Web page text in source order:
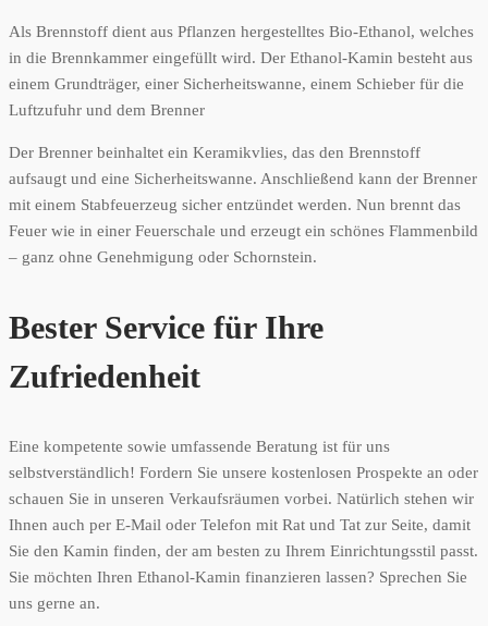
Als Brennstoff dient aus Pflanzen hergestelltes Bio-Ethanol, welches
in die Brennkammer eingefüllt wird. Der Ethanol-Kamin besteht aus
einem Grundträger, einer Sicherheitswanne, einem Schieber für die
Luftzufuhr und dem Brenner
Der Brenner beinhaltet ein Keramikvlies, das den Brennstoff
aufsaugt und eine Sicherheitswanne. Anschließend kann der Brenner
mit einem Stabfeuerzeug sicher entzündet werden. Nun brennt das
Feuer wie in einer Feuerschale und erzeugt ein schönes Flammenbild
– ganz ohne Genehmigung oder Schornstein.
Bester Service für Ihre
Zufriedenheit
Eine kompetente sowie umfassende Beratung ist für uns
selbstverständlich! Fordern Sie unsere kostenlosen Prospekte an oder
schauen Sie in unseren Verkaufsräumen vorbei. Natürlich stehen wir
Ihnen auch per E-Mail oder Telefon mit Rat und Tat zur Seite, damit
Sie den Kamin finden, der am besten zu Ihrem Einrichtungsstil passt.
Sie möchten Ihren Ethanol-Kamin finanzieren lassen? Sprechen Sie
uns gerne an.